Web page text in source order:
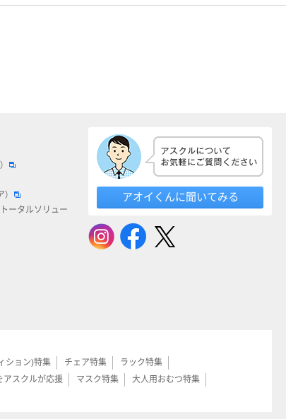
ータルソリュー
アオイくんに聞いてみる
ション)特集 チェア特集
ラック特集
アスクルが応援 マスク特集
大人用おむつ特集